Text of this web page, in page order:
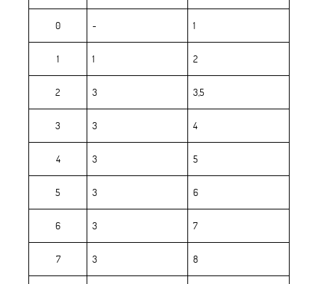
0 - 1
1 1 2
2 3 3,5
3 3 4
4 3 5
5 3 6
6 3 7
7 3 8